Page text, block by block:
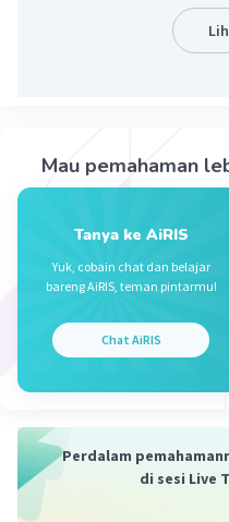
hubungan peristiwa
Misalnya, proses
bahkan yang
terjadinya
Dasan I Level 66
26 Mei 2024 21:47
Jawaban terverifikasi
Singkatnya, Teks
terbentuknya
Yang dibahas
fenomena sosial,
Mau pemahaman
Tanya ke AiRIS
Yuk, cobain chat dan belajar
bareng AiRIS, teman pintarmu!
Chat AiRIS
Perdalam
di sesi Live